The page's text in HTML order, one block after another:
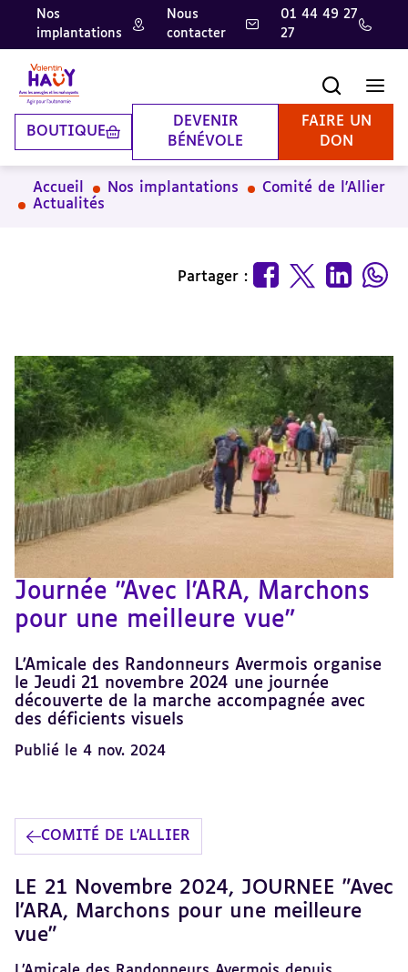
Aller
contenu
principal
Aller
pied
de
page
Aller
la
recherche
Nos
implantations
Nous
contacter
01 44 49 27
27
BOUTIQUE
DEVENIR
BÉNÉVOLE
FAIRE UN
DON
Accueil Nos implantations
Comité de l'Allier
Actualités
Partager :
Journée "Avec l'ARA, Marchons
pour une meilleure vue"
L'Amicale des Randonneurs Avermois organise
le Jeudi 21 novembre 2024 une journée
découverte de la marche accompagnée avec
des déficients visuels
Publié le 4 nov. 2024
COMITÉ DE L'ALLIER
LE 21 Novembre 2024, JOURNEE "Avec
l'ARA, Marchons pour une meilleure
vue"